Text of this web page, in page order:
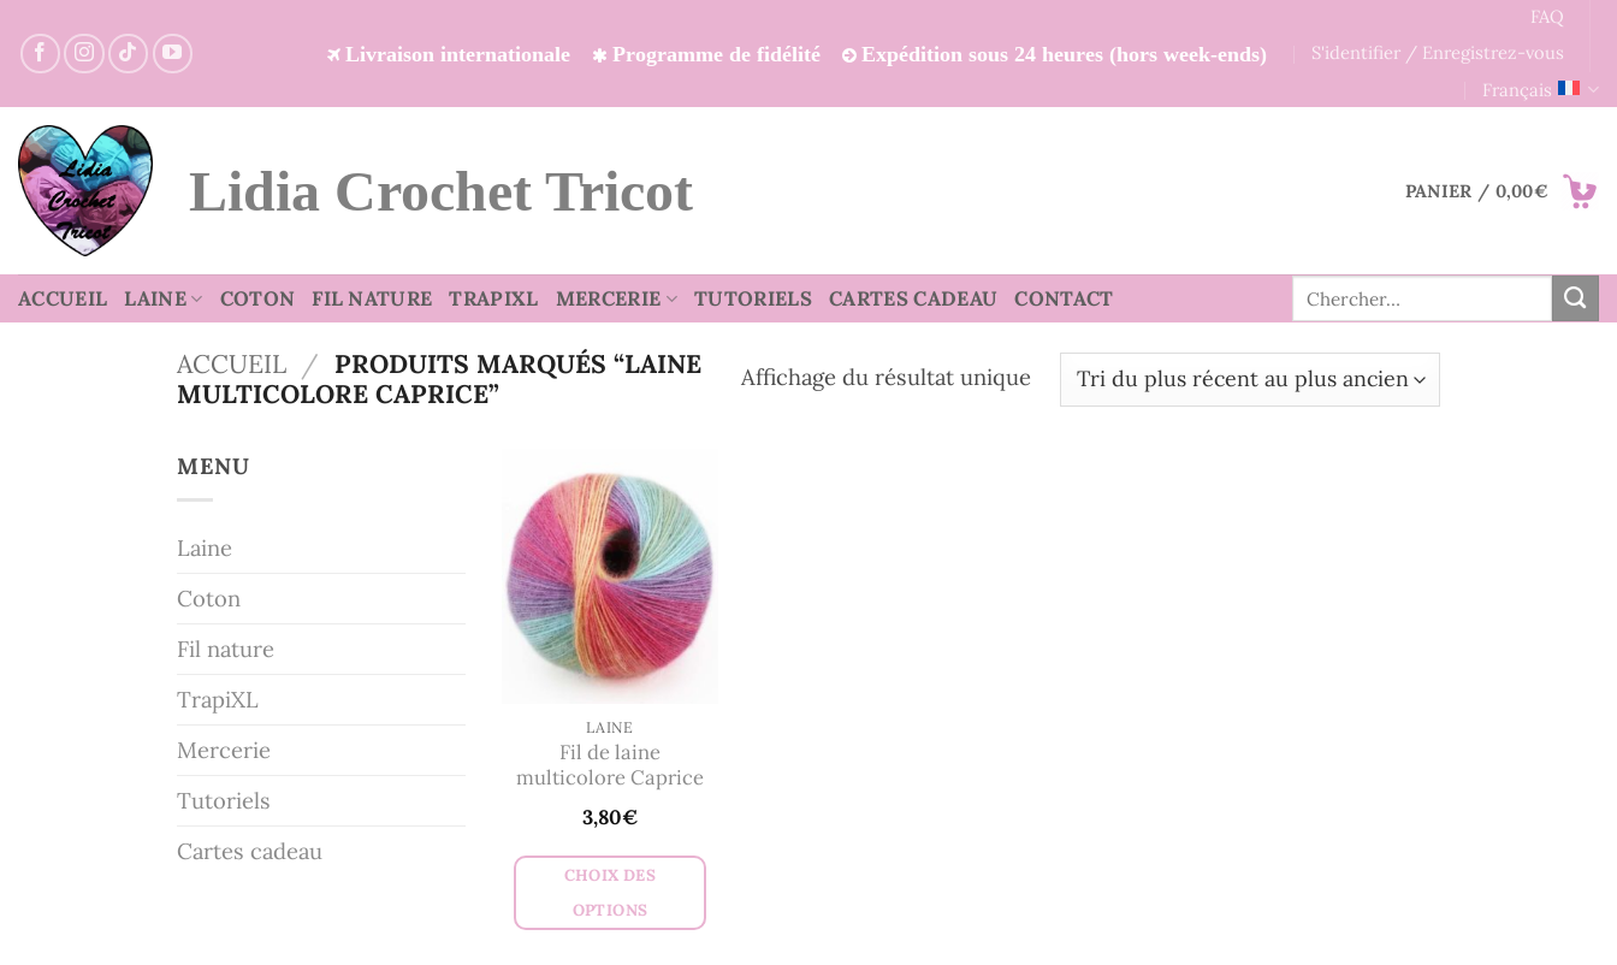
au
Livraison internationale Programme de fidélité Expédition sous 24 heures (hors week-ends)
FAQ
S'identifier / Enregistrez-vous
Français
Lidia Crochet Tricot PANIER / 0,00€
ACCUEIL LAINE COTON FIL NATURE TRAPIXL MERCERIE TUTORIELS CARTES CADEAU CONTACT
Recherche
pour :
ACCUEIL / PRODUITS MARQUÉS “LAINE
MULTICOLORE CAPRICE”
Affichage du résultat unique
MENU
Laine
Coton
Fil nature
TrapiXL
Mercerie
Tutoriels
Cartes cadeau
LAINE
Fil de laine
multicolore Caprice
3,80€
CHOIX DES
OPTIONS